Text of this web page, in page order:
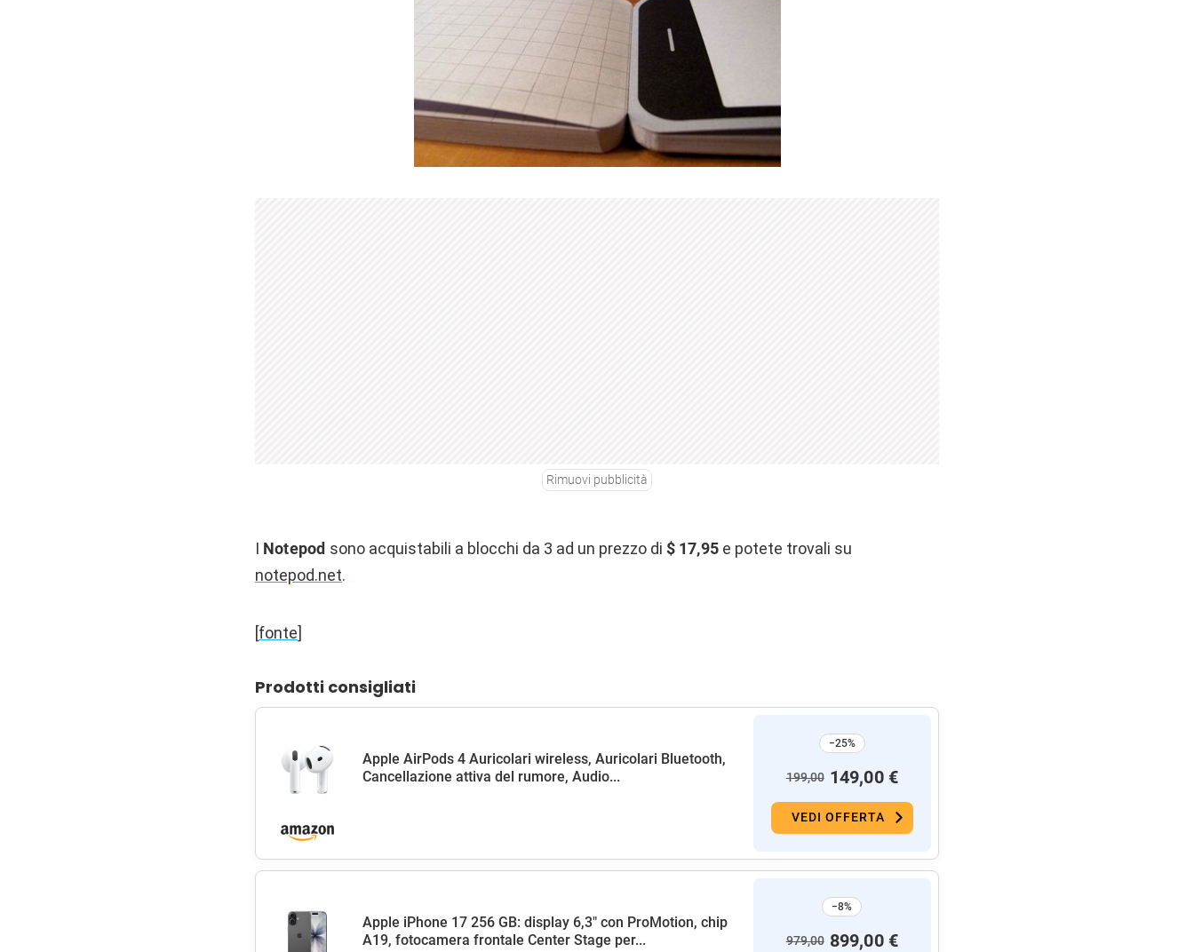
Rimuovi pubblicità
I Notepod sono acquistabili a blocchi da 3 ad un prezzo di $ 17,95 e potete trovali su
notepod.net.
[fonte]
Prodotti consigliati
Apple AirPods 4 Auricolari wireless, Auricolari Bluetooth,
Cancellazione attiva del rumore, Audio...
−25%
199,00 149,00 €
VEDI OFFERTA
Apple iPhone 17 256 GB: display 6,3" con ProMotion, chip
A19, fotocamera frontale Center Stage per...
−8%
979,00 899,00 €